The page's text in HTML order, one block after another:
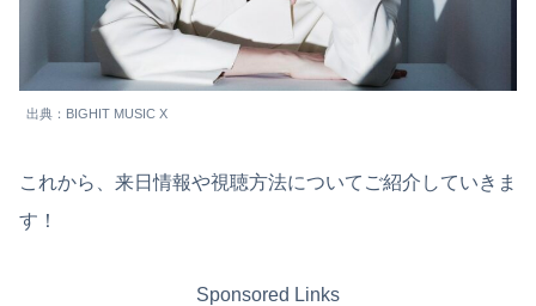
出典：BIGHIT MUSIC X
これから、来日情報や視聴方法についてご紹介していきま
す！
Sponsored Links